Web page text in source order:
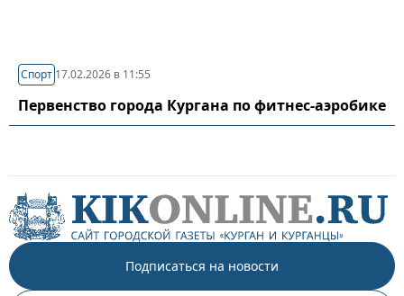
Спорт 17.02.2026 в 11:55
Первенство города Кургана по фитнес-аэробике
Подписаться на новости